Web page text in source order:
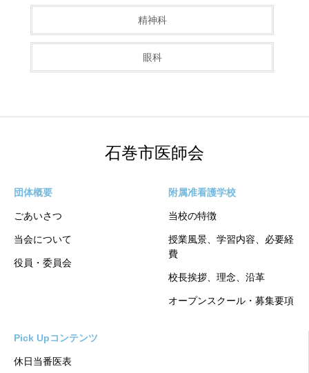
精神科
眼科
石巻市医師会
団体概要
ごあいさつ
当会について
役員・委員会
附属准看護学校
当校の特徴
授業風景、学習内容、必要経
費
校長挨拶、理念、沿革
オープンスクール・募集要項
Pick Upコンテンツ
休日当番医表